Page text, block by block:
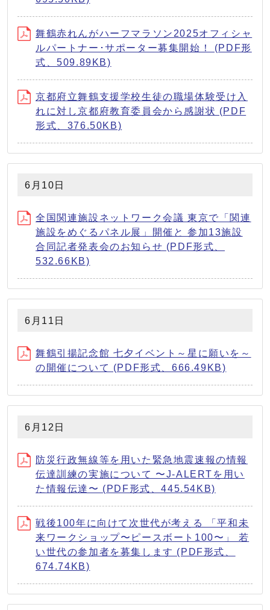
舞鶴赤れんがハーフマラソン2025オフィシャ
ルパートナー･サポーター募集開始！ (PDF形
式、509.89KB)
京都府立舞鶴支援学校生徒の職場体験受け入
れに対し京都府教育委員会から感謝状 (PDF
形式、376.50KB)
6月10日
全国関連施設ネットワーク会議 東京で「関連
施設をめぐるパネル展」開催と 参加13施設
合同記者発表会のお知らせ (PDF形式、
532.66KB)
6月11日
舞鶴引揚記念館 七夕イベント～星に願いを～
の開催について (PDF形式、666.49KB)
6月12日
防災⾏政無線等を⽤いた緊急地震速報の情報
伝達訓練の実施について 〜J-ALERTを⽤い
た情報伝達〜 (PDF形式、445.54KB)
戦後100年に向けて次世代が考える 「平和未
来ワークショップ〜ピースボート100〜」 若
い世代の参加者を募集します (PDF形式、
674.74KB)